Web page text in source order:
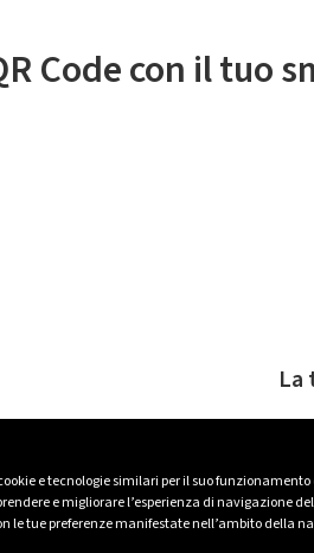
e tecnologie similari per il suo
e migliorare l’esperienza di navigazione
le tue preferenze manifestate nell’ambito della
Code con il tuo
La